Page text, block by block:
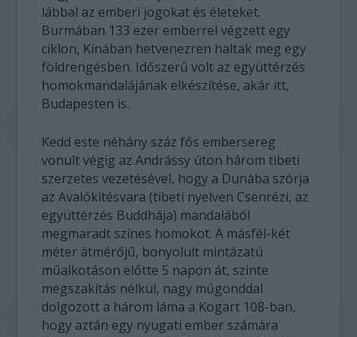
lábbal az emberi jogokat és életeket.
Burmában 133 ezer emberrel végzett egy
ciklon, Kínában hetvenezren haltak meg egy
földrengésben. Időszerű volt az együttérzés
homokmandalájának elkészítése, akár itt,
Budapesten is.
Kedd este néhány száz fős embersereg
vonult végig az Andrássy úton három tibeti
szerzetes vezetésével, hogy a Dunába szórja
az Avalókitésvara (tibeti nyelven Csenrézi, az
együttérzés Buddhája) mandalából
megmaradt színes homokot. A másfél-két
méter átmérőjű, bonyolult mintázatú
műalkotáson előtte 5 napon át, szinte
megszakítás nélkül, nagy műgonddal
dolgozott a három láma a Kogart 108-ban,
hogy aztán egy nyugati ember számára